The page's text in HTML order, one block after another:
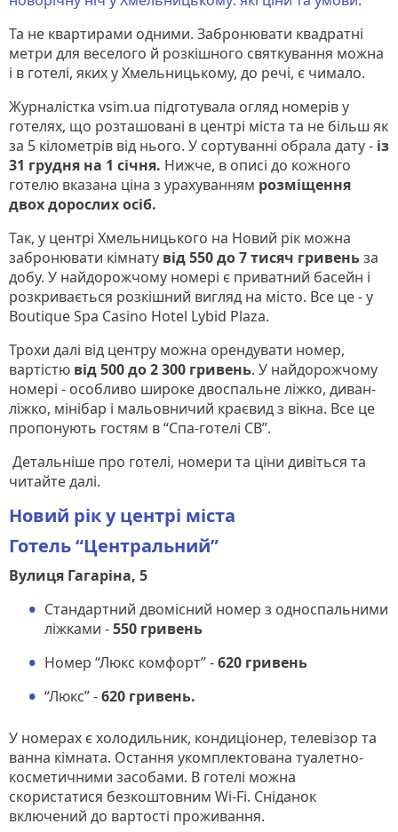
Та не квартирами одними. Забронювати квадратні
метри для веселого й розкішного святкування можна
і в готелі, яких у Хмельницькому, до речі, є чимало.
Журналістка vsim.ua підготувала огляд номерів у
готелях, що розташовані в центрі міста та не більш як
за 5 кілометрів від нього. У сортуванні обрала дату - із
31 грудня на 1 січня. Нижче, в описі до кожного
готелю вказана ціна з урахуванням розміщення
двох дорослих осіб.
Так, у центрі Хмельницького на Новий рік можна
забронювати кімнату від 550 до 7 тисяч гривеньза
добу. У найдорожчому номері є приватний басейн і
розкривається розкішний вигляд на місто. Все це - у
Вoutique Spa Casino Hotel Lybid Plaza.
Трохи далі від центру можна орендувати номер,
вартістю від 500 до 2 300 гривень. У найдорожчому
номері - особливо широке двоспальне ліжко, диван-
ліжко, мінібар і мальовничий краєвид з вікна. Все це
пропонують гостям в “Спа-готелі СВ”.
Детальніше про готелі, номери та ціни дивіться та
читайте далі.
Новий рік у центрі міста
Готель “Центральний”
Вулиця Гагаріна, 5
Стандартний двомісний номер з односпальними
ліжками -550 гривень
Номер “Люкс комфорт” -620 гривень
“Люкс” -620 гривень.
У номерах є холодильник, кондиціонер, телевізор та
ванна кімната. Остання укомплектована туалетно-
косметичними засобами. В готелі можна
скористатися безкоштовним Wi-Fi. Сніданок
включений до вартості проживання.